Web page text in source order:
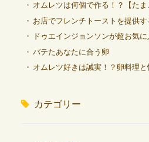
オムレツは何個で作る！？【たま
お店でフレンチトーストを提供す
ドゥエインジョンソンが超お気
バテたあなたに合う卵
オムレツ好きは誠実！？卵料理
カテゴリー